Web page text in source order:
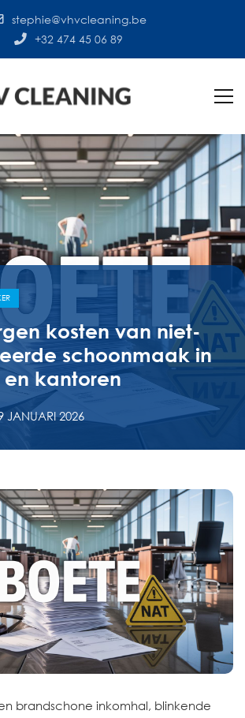
stephie@vhvcleaning.be
+32 474 45 06 89
kosten van niet-
schoonmaak in
kantoren
JANUARI 2026
brandschone inkomhal, blinkende